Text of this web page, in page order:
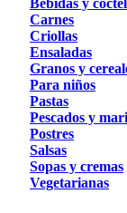
Bebidas y
Carnes
Criollas
Ensaladas
Granos y
Para niños
Pastas
Pescados y
Postres
Salsas
Sopas y cremas
Vegetarianas